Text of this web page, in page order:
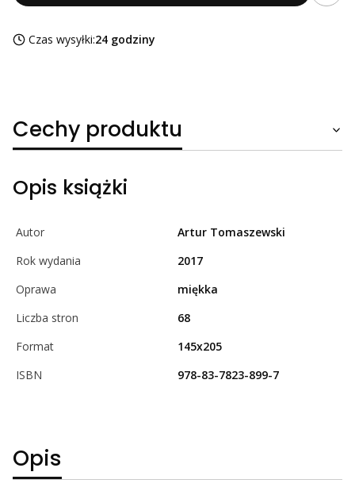
Czas wysyłki:24 godziny
Cechy produktu
Opis książki
Autor
Artur Tomaszewski
Rok wydania
2017
Oprawa
miękka
Liczba stron
68
Format
145x205
ISBN
978-83-7823-899-7
Opis